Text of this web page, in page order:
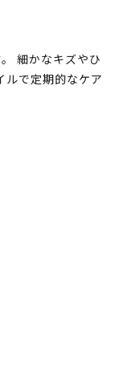
細かなキズやひ
ルで定期的なケア